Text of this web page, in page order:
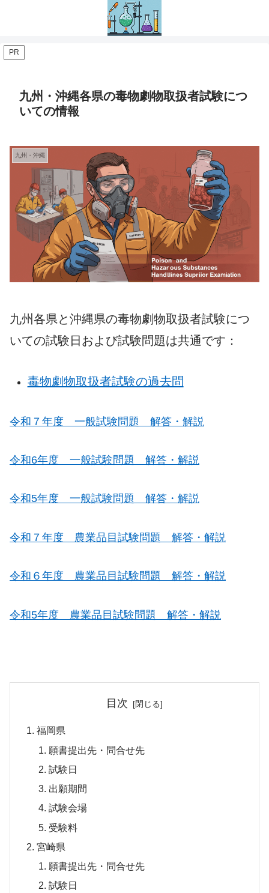
PR
九州・沖縄各県の毒物劇物取扱者試験につ
いての情報
九州・沖縄
九州各県と沖縄県の毒物劇物取扱者試験につ
いての試験日および試験問題は共通です：
毒物劇物取扱者試験の過去問
令和７年度 一般試験問題 解答・解説
令和6年度 一般試験問題 解答・解説
令和5年度 一般試験問題 解答・解説
令和７年度 農業品目試験問題 解答・解説
令和６年度 農業品目試験問題 解答・解説
令和5年度 農業品目試験問題 解答・解説
目次
福岡県
願書提出先・問合せ先
試験日
出願期間
試験会場
受験料
宮崎県
願書提出先・問合せ先
試験日